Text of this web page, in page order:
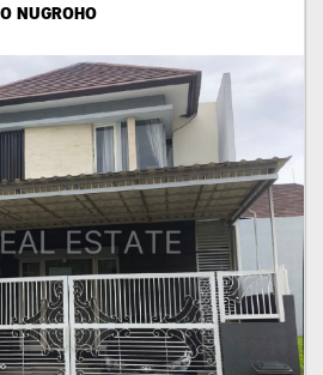
NUGROHO